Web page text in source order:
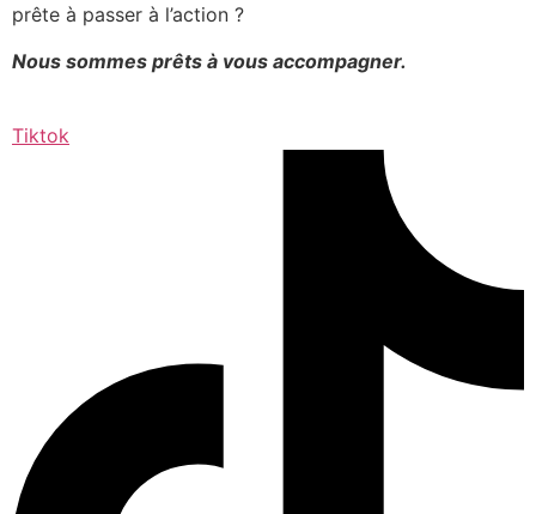
prête à passer à l’action ?
Nous sommes prêts à vous accompagner.
Tiktok